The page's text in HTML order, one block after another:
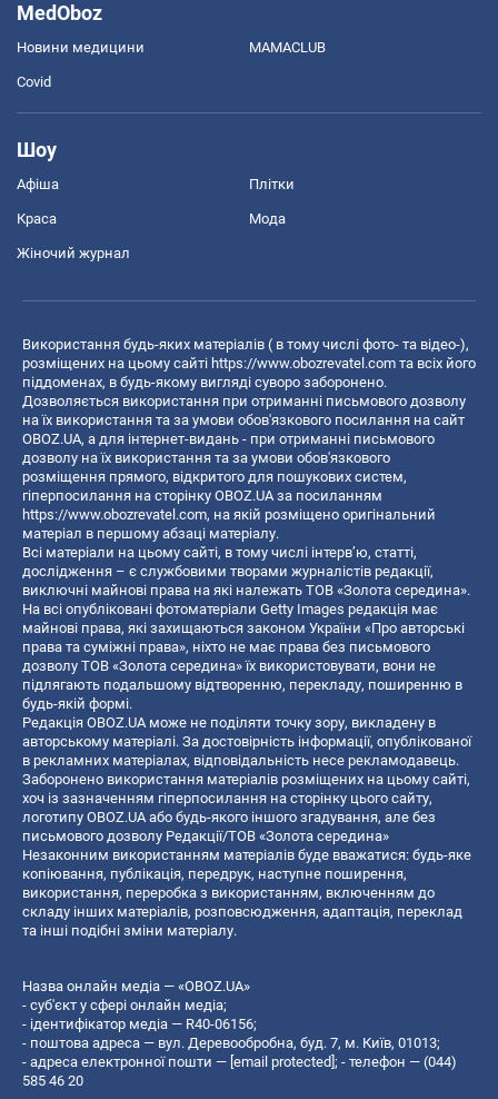
MedOboz
Новини медицини MAMACLUB
Covid
Шоу
Афіша Плітки
Краса Мода
Жіночий журнал
Використання будь-яких матеріалів ( в тому числі фото- та відео-),
розміщених на цьому сайті https://www.obozrevatel.com та всіх його
піддоменах, в будь-якому вигляді суворо заборонено.
Дозволяється використання при отриманні письмового дозволу
на їх використання та за умови обов'язкового посилання на сайт
OBOZ.UA, а для інтернет-видань - при отриманні письмового
дозволу на їх використання та за умови обов'язкового
розміщення прямого, відкритого для пошукових систем,
гіперпосилання на сторінку OBOZ.UA за посиланням
https://www.obozrevatel.com, на якій розміщено оригінальний
матеріал в першому абзаці матеріалу.
Всі матеріали на цьому сайті, в тому числі інтерв’ю, статті,
дослідження – є службовими творами журналістів редакції,
виключні майнові права на які належать ТОВ «Золота середина».
На всі опубліковані фотоматеріали Getty Images редакція має
майнові права, які захищаються законом України «Про авторські
права та суміжні права», ніхто не має права без письмового
дозволу ТОВ «Золота середина» їх використовувати, вони не
підлягають подальшому відтворенню, перекладу, поширенню в
будь-якій формі.
Редакція OBOZ.UA може не поділяти точку зору, викладену в
авторському матеріалі. За достовірність інформації, опублікованої
в рекламних матеріалах, відповідальність несе рекламодавець.
Заборонено використання матеріалів розміщених на цьому сайті,
хоч із зазначенням гіперпосилання на сторінку цього сайту,
логотипу OBOZ.UA або будь-якого іншого згадування, але без
письмового дозволу Редакції/ТОВ «Золота середина»
Незаконним використанням матеріалів буде вважатися: будь-яке
копiювання, публiкацiя, передрук, наступне поширення,
використання, переробка з використанням, включенням до
складу інших матеріалів, розповсюдження, адаптація, переклад
та інші подібні зміни матеріалу.
Назва онлайн медіа — «OBOZ.UA»
- суб'єкт у сфері онлайн медіа;
- ідентифікатор медіа — R40-06156;
- поштова адреса — вул. Деревообробна, буд. 7, м. Київ, 01013;
- адреса електронної пошти — [email protected] ; - телефон — (044)
585 46 20